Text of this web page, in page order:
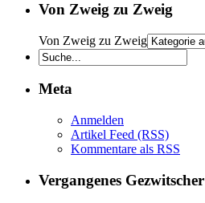
Von Zweig zu Zweig
Von Zweig zu Zweig
Meta
Anmelden
Artikel Feed (RSS)
Kommentare als RSS
Vergangenes Gezwitscher